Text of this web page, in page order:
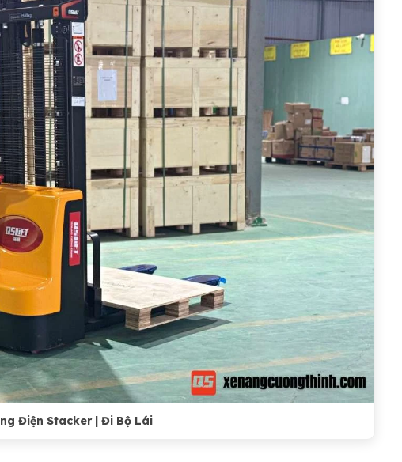
Điện Stacker | Đi Bộ Lái